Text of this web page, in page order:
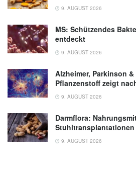
9. AUGUST 2026
MS: Schützendes
entdeckt
9. AUGUST 2026
Alzheimer, Parkinson
Pflanzenstoff zeigt
9. AUGUST 2026
Darmflora:
9. AUGUST 2026